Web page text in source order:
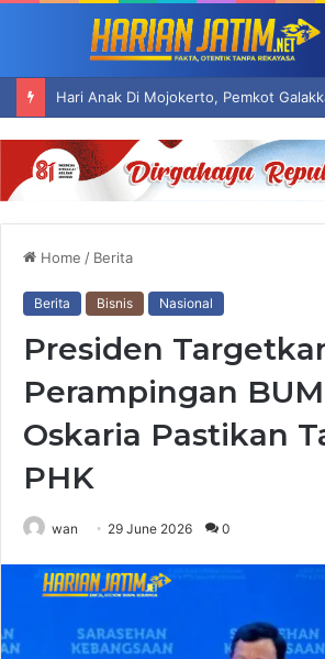
Home / Berita
Berita Bisnis Nasional
Presiden
Perampingan
Oskaria Pastikan
PHK
wan 29 June 2026 0